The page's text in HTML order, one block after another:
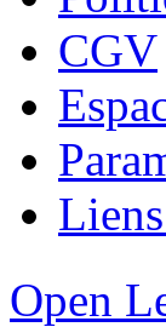
CGV
Open